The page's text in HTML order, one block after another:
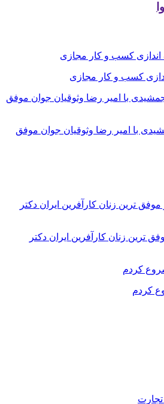
کسب و کار مجازی
با امیر رضا وثوقیان جوان موفق
ترین زنان کارآفرین ایران دکتر
کردم